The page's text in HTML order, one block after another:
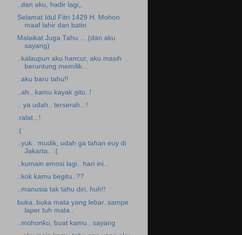
..dan aku, hadir lagi,,
Selamat Idul Fitri 1429 H. Mohon
maaf lahir dan batin
Malaikat Juga Tahu ... (dan aku
sayang)
..kalaupun aku hancur, aku masih
beruntung memilik...
..aku baru tahu!!
..ah.. kamu kayak gitu..!
.. ya udah.. terserah...!
.ralat...!
:(
..yuk.. mudik, udah ga tahan euy di
Jakarta.. :(
..kumain emosi lagi.. hari ini...
..kok kamu begitu..??
..manusia tak tahu diri, huh!!
buka..buka mata yang lebar..sampe
laper tuh mata..
..mohonku, buat kamu.. sayang